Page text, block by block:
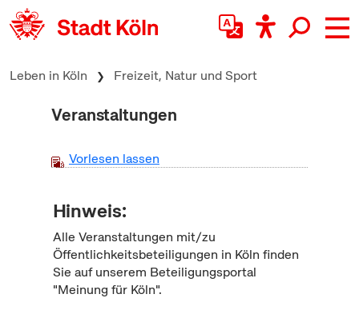
zum Inhalt springen
Leben in Köln Freizeit, Natur und Sport
Veranstaltungen
Vorlesen lassen
Hinweis:
Alle Veranstaltungen mit/zu
Öffentlichkeitsbeteiligungen in Köln finden
Sie auf unserem Beteiligungsportal
"Meinung für Köln".